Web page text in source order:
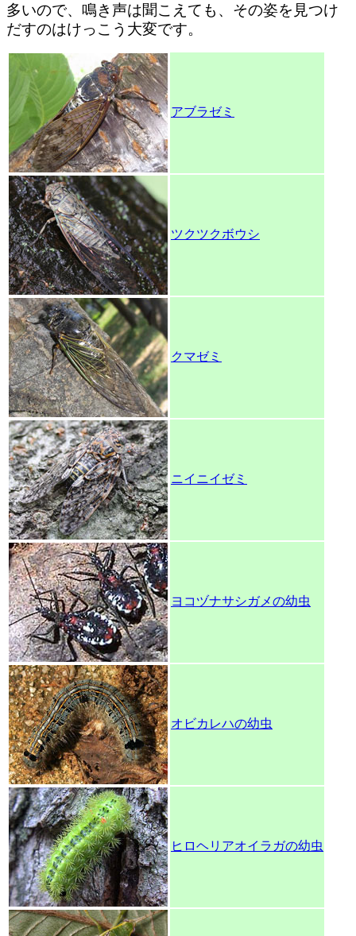
多いので、鳴き声は聞こえても、その姿を見つけ
だすのはけっこう大変です。
アブラゼミ
ツクツクボウシ
クマゼミ
ニイニイゼミ
ヨコヅナサシガメの幼虫
オビカレハの幼虫
ヒロヘリアオイラガの幼虫